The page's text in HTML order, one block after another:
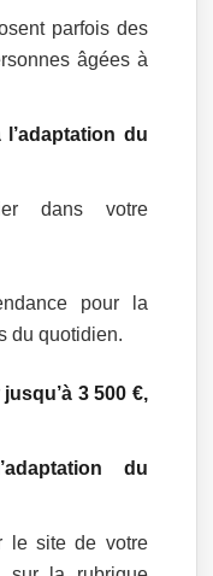
parfois des
âgées à
l’adaptation du
dans votre
pour la
du quotidien.
jusqu’à 3 500 €,
du
le site de votre